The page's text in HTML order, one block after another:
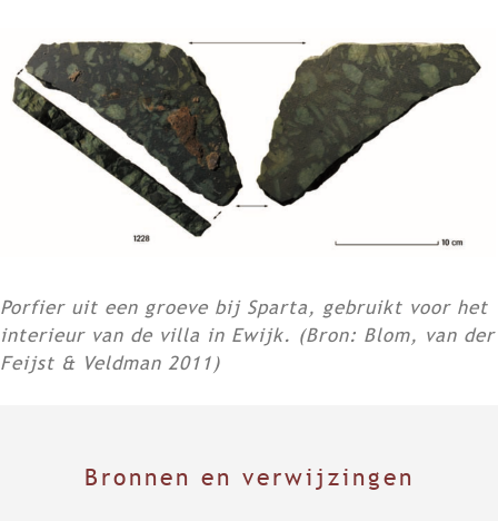
Porfier uit een groeve bij Sparta, gebruikt voor het
interieur van de villa in Ewijk. (Bron: Blom, van der
Feijst & Veldman 2011)
Bronnen en verwijzingen